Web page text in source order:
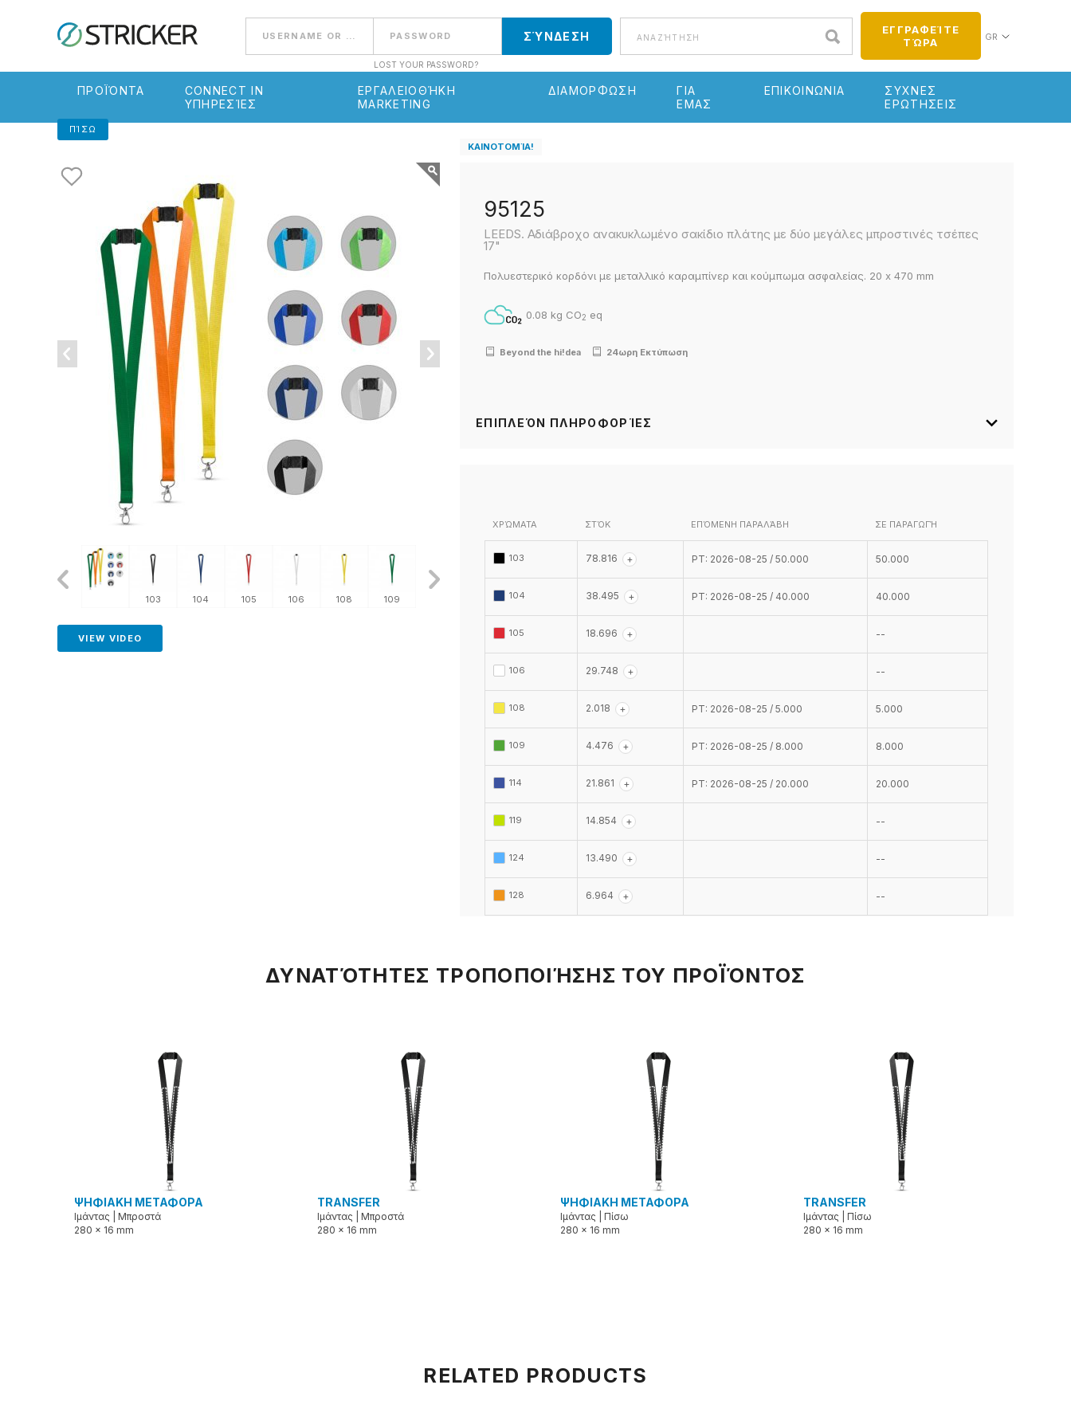
Go to content
LOST YOUR PASSWORD?
Αναζήτηση
ΕΓΓΡΑΦΕΊΤΕ
ΤΏΡΑ
GR
ΠΡΟΪΌΝΤΑ
CONNECT IN
ΥΠΗΡΕΣΊΕΣ
ΕΡΓΑΛΕΙΟΘΉΚΗ
MARKETING
ΔΙΑΜΟΡΦΩΣΗ
ΓΙΑ
ΕΜΑΣ
ΕΠΙΚΟΙΝΩΝΙΑ
ΣΥΧΝΕΣ
ΕΡΩΤΗΣΕΙΣ
ΠΊΣΩ
103 104 105 106 108 109 119 128 128 103 104 106
VIEW VIDEO
ΚΑΙΝΟΤΟΜΊΑ!
95125
LEEDS. Αδιάβροχο ανακυκλωμένο σακίδιο πλάτης με δύο μεγάλες μπροστινές τσέπες
17"
Πολυεστερικό κορδόνι με μεταλλικό καραμπίνερ και κούμπωμα ασφαλείας. 20 x 470 mm
0.08 kg CO2 eq
Beyond the hi!dea 24ωρη Εκτύπωση
ΕΠΙΠΛΕΌΝ ΠΛΗΡΟΦΟΡΊΕΣ
ΧΡΏΜΑΤΑ ΣΤΌΚ ΕΠΌΜΕΝΗ ΠΑΡΑΛΆΒΗ ΣΕ ΠΑΡΑΓΩΓΉ
103 78.816 + PT: 2026-08-25 / 50.000 50.000
104 38.495 + PT: 2026-08-25 / 40.000 40.000
105 18.696 + --
106 29.748 + --
108 2.018 + PT: 2026-08-25 / 5.000 5.000
109 4.476 + PT: 2026-08-25 / 8.000 8.000
114 21.861 + PT: 2026-08-25 / 20.000 20.000
119 14.854 + --
124 13.490 + --
128 6.964 + --
ΔΥΝΑΤΌΤΗΤΕΣ ΤΡΟΠΟΠΟΙΉΣΗΣ ΤΟΥ ΠΡΟΪΌΝΤΟΣ
ΨΗΦΙΑΚΗ ΜΕΤΑΦΟΡΑ
Ιμάντας
Μπροστά
280 x 16 mm
TRANSFER
Ιμάντας
Μπροστά
280 x 16 mm
ΨΗΦΙΑΚΗ ΜΕΤΑΦΟΡΑ
Ιμάντας
Πίσω
280 x 16 mm
TRANSFER
Ιμάντας
Πίσω
280 x 16 mm
RELATED PRODUCTS